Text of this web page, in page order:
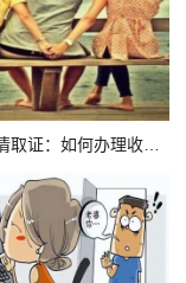
重庆婚外情取证：如何办理收养子女手续